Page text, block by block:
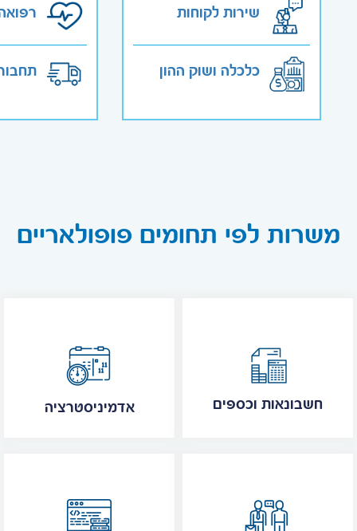
שירות לקוחות
כלכלה ושוק ההון
משרות לפי תחומים פופולאריים
אדמיניסטרציה חשבונאות וכספים